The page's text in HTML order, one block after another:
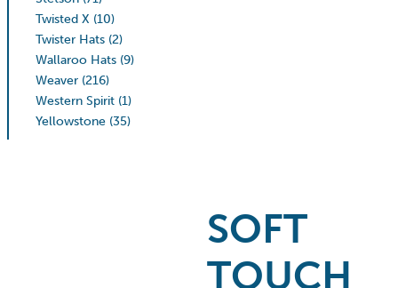
Twisted X (10)
Twister Hats (2)
Wallaroo Hats (9)
Weaver (216)
Western Spirit (1)
Yellowstone (35)
SOFT
TOUCH